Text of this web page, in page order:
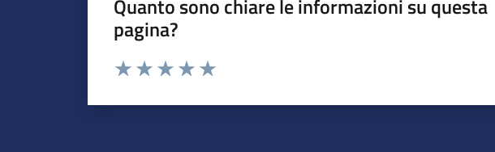
Quanto sono chiare le informazioni su questa
pagina?
Valuta da 1 a 5 stelle la pagina